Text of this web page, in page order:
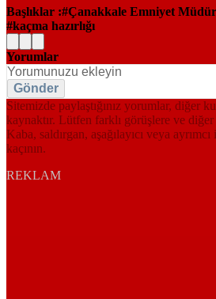
Başlıklar : Çanakkale Emniyet
kaçma hazırlığı
Yorumlar
Gönder
Sitemizde paylaştığınız yorumlar, diğer
kaynaktır. Lütfen farklı görüşlere ve diğer
Kaba, saldırgan, aşağılayıcı veya
kaçının.
REKLAM